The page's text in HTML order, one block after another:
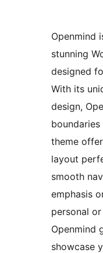
Openmind
stunning
designed
With its
design,
theme
layout
smooth
emphasis
personal
Openmind
showcase